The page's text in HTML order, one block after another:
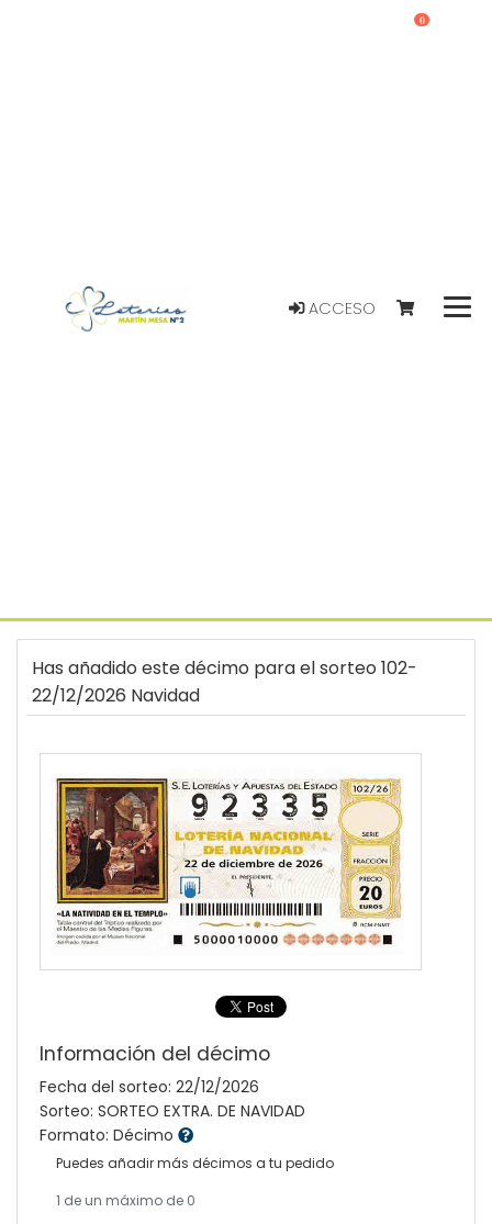
ACCESO
0
Has añadido este décimo para el sorteo 102-
22/12/2026 Navidad
Información del décimo
Fecha del sorteo: 22/12/2026
Sorteo: SORTEO EXTRA. DE NAVIDAD
Formato: Décimo
Puedes añadir más décimos a tu pedido
1 de un máximo de 0